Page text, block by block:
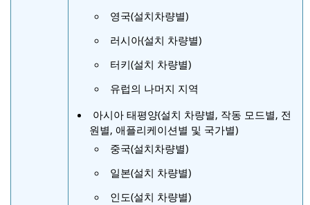
영국(설치차량별)
러시아(설치 차량별)
터키(설치 차량별)
유럽의 나머지 지역
아시아 태평양(설치 차량별, 작동 모드별, 전
원별, 애플리케이션별 및 국가별)
중국(설치차량별)
일본(설치 차량별)
인도(설치 차량별)